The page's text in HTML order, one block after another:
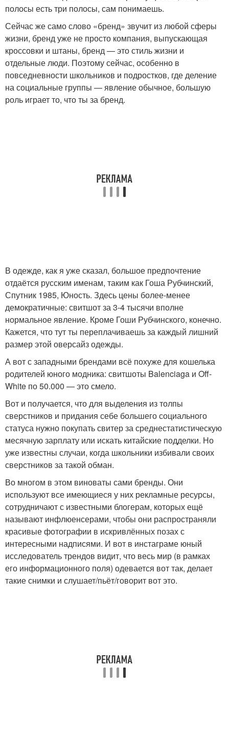
полосы есть три полосы, сам понимаешь.
Сейчас же само слово «бренд» звучит из любой сферы
жизни, бренд уже не просто компания, выпускающая
кроссовки и штаны, бренд — это стиль жизни и
отдельные люди. Поэтому сейчас, особенно в
повседневности школьников и подростков, где деление
на социальные группы — явление обычное, большую
роль играет то, что ты за бренд.
В одежде, как я уже сказал, большое предпочтение
отдаётся русским именам, таким как Гоша Рубчинский,
Спутник 1985, Юность. Здесь цены более-менее
демократичные: свитшот за 3-4 тысячи вполне
нормальное явление. Кроме Гоши Рубчинского, конечно.
Кажется, что тут ты переплачиваешь за каждый лишний
размер этой оверсайз одежды.
А вот с западными брендами всё похуже для кошелька
родителей юного модника: свитшоты Balenciaga и Off-
White по 50.000 — это смело.
Вот и получается, что для выделения из толпы
сверстников и придания себе большего социального
статуса нужно покупать свитер за среднестатистическую
месячную зарплату или искать китайские подделки. Но
уже известны случаи, когда школьники избивали своих
сверстников за такой обман.
Во многом в этом виноваты сами бренды. Они
используют все имеющиеся у них рекламные ресурсы,
сотрудничают с известными блогерам, которых ещё
называют инфлюенсерами, чтобы они распространяли
красивые фотографии в искривлённых позах с
интересными надписями. И вот в инстаграме юный
исследователь трендов видит, что весь мир (в рамках
его информационного поля) одевается вот так, делает
такие снимки и слушает/пьёт/говорит вот это.